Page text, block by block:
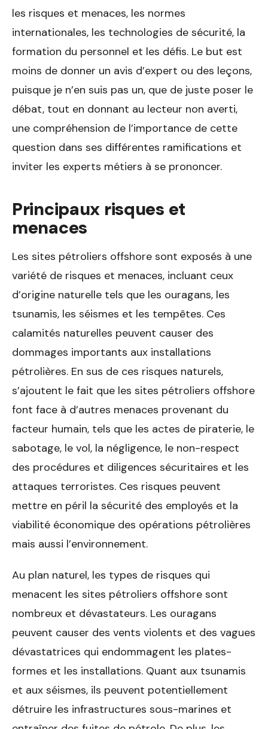
les risques et menaces, les normes
internationales, les technologies de sécurité, la
formation du personnel et les défis. Le but est
moins de donner un avis d’expert ou des leçons,
puisque je n’en suis pas un, que de juste poser le
débat, tout en donnant au lecteur non averti,
une compréhension de l’importance de cette
question dans ses différentes ramifications et
inviter les experts métiers à se prononcer.
Principaux risques et
menaces
Les sites pétroliers offshore sont exposés à une
variété de risques et menaces, incluant ceux
d’origine naturelle tels que les ouragans, les
tsunamis, les séismes et les tempêtes. Ces
calamités naturelles peuvent causer des
dommages importants aux installations
pétrolières. En sus de ces risques naturels,
s’ajoutent le fait que les sites pétroliers offshore
font face à d’autres menaces provenant du
facteur humain, tels que les actes de piraterie, le
sabotage, le vol, la négligence, le non-respect
des procédures et diligences sécuritaires et les
attaques terroristes. Ces risques peuvent
mettre en péril la sécurité des employés et la
viabilité économique des opérations pétrolières
mais aussi l’environnement.
Au plan naturel, les types de risques qui
menacent les sites pétroliers offshore sont
nombreux et dévastateurs. Les ouragans
peuvent causer des vents violents et des vagues
dévastatrices qui endommagent les plates-
formes et les installations. Quant aux tsunamis
et aux séismes, ils peuvent potentiellement
détruire les infrastructures sous-marines et